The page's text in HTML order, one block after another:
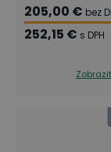
205,00 € bez
252,15 € s DPH